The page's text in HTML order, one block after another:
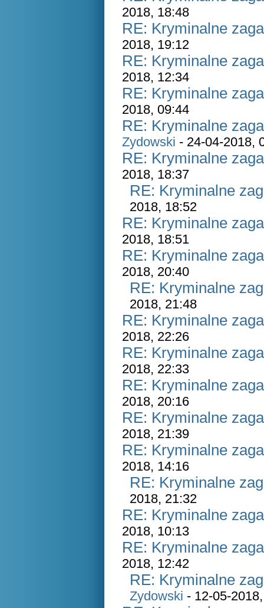
2018, 18:48
RE: Kryminalne
2018, 19:12
RE: Kryminalne
2018, 12:34
RE: Kryminalne
2018, 09:44
RE: Kryminalne
Zydowski - 24-04-2018,
RE: Kryminalne
2018, 18:37
RE: Kryminalne
2018, 18:52
RE: Kryminalne
2018, 18:51
RE: Kryminalne
2018, 20:40
RE: Kryminalne
2018, 21:48
RE: Kryminalne
2018, 22:26
RE: Kryminalne
2018, 22:33
RE: Kryminalne
2018, 20:16
RE: Kryminalne
2018, 21:39
RE: Kryminalne
2018, 14:16
RE: Kryminalne
2018, 21:32
RE: Kryminalne
2018, 10:13
RE: Kryminalne
2018, 12:42
RE: Kryminalne
Zydowski - 12-05-